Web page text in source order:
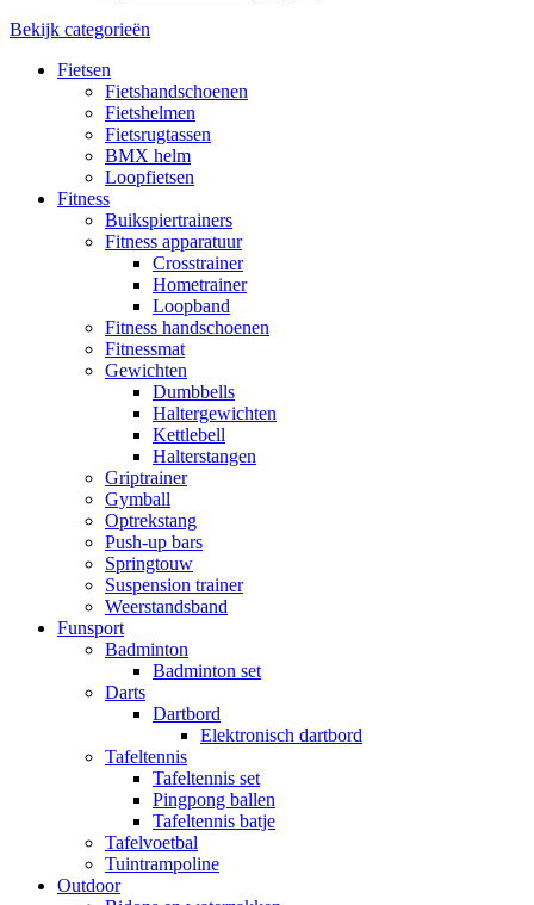
Bekijk categorieën
Fietsen
Fietshandschoenen
Fietshelmen
Fietsrugtassen
BMX helm
Loopfietsen
Fitness
Buikspiertrainers
Fitness apparatuur
Crosstrainer
Hometrainer
Loopband
Fitness handschoenen
Fitnessmat
Gewichten
Dumbbells
Haltergewichten
Kettlebell
Halterstangen
Griptrainer
Gymball
Optrekstang
Push-up bars
Springtouw
Suspension trainer
Weerstandsband
Funsport
Badminton
Badminton set
Darts
Dartbord
Elektronisch dartbord
Tafeltennis
Tafeltennis set
Pingpong ballen
Tafeltennis batje
Tafelvoetbal
Tuintrampoline
Outdoor